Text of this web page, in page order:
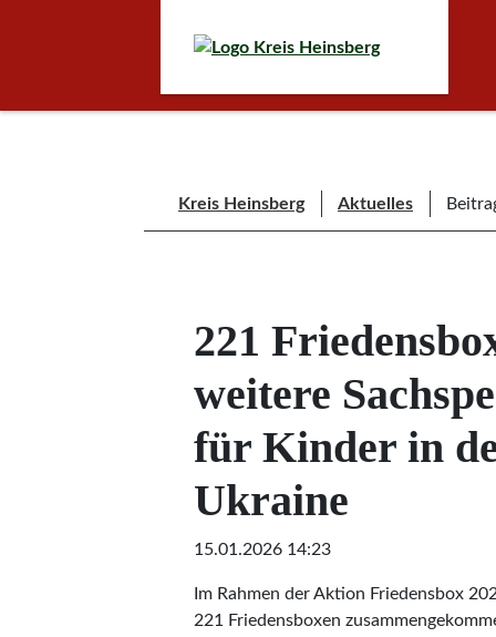
Kreis Heinsberg Aktuelles
221
weitere
für Kinder in
Ukraine
15.01.2026 14:23
Im Rahmen der Aktion Friedensbox
221 Friedensboxen